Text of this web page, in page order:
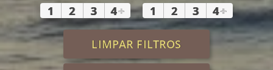
1 2 3 4+ 1 2 3 4+
LIMPAR FILTROS